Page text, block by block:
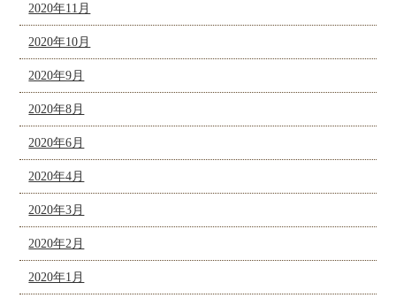
2020年11月
2020年10月
2020年9月
2020年8月
2020年6月
2020年4月
2020年3月
2020年2月
2020年1月